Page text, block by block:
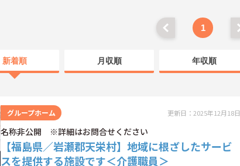
1
新着順 月収順 年収順
グループホーム 更新日：2025年12月18日
名称非公開 ※詳細はお問合せください
【福島県／岩瀬郡天栄村】地域に根ざしたサービ
スを提供する施設です＜介護職員＞